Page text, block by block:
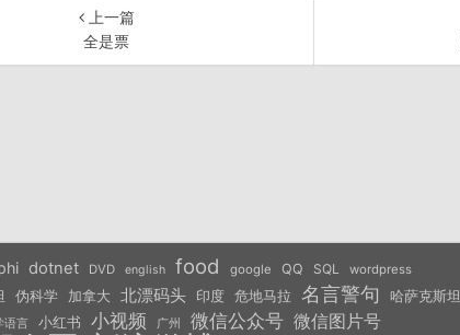
上一篇
全是票
dotnet DVD english food google QQ SQL wordpress
伪科学 加拿大 北漂码头 印度 危地马拉 名言警句 哈萨克斯坦
语言 小红书 小视频 广州 微信公众号 微信图片号